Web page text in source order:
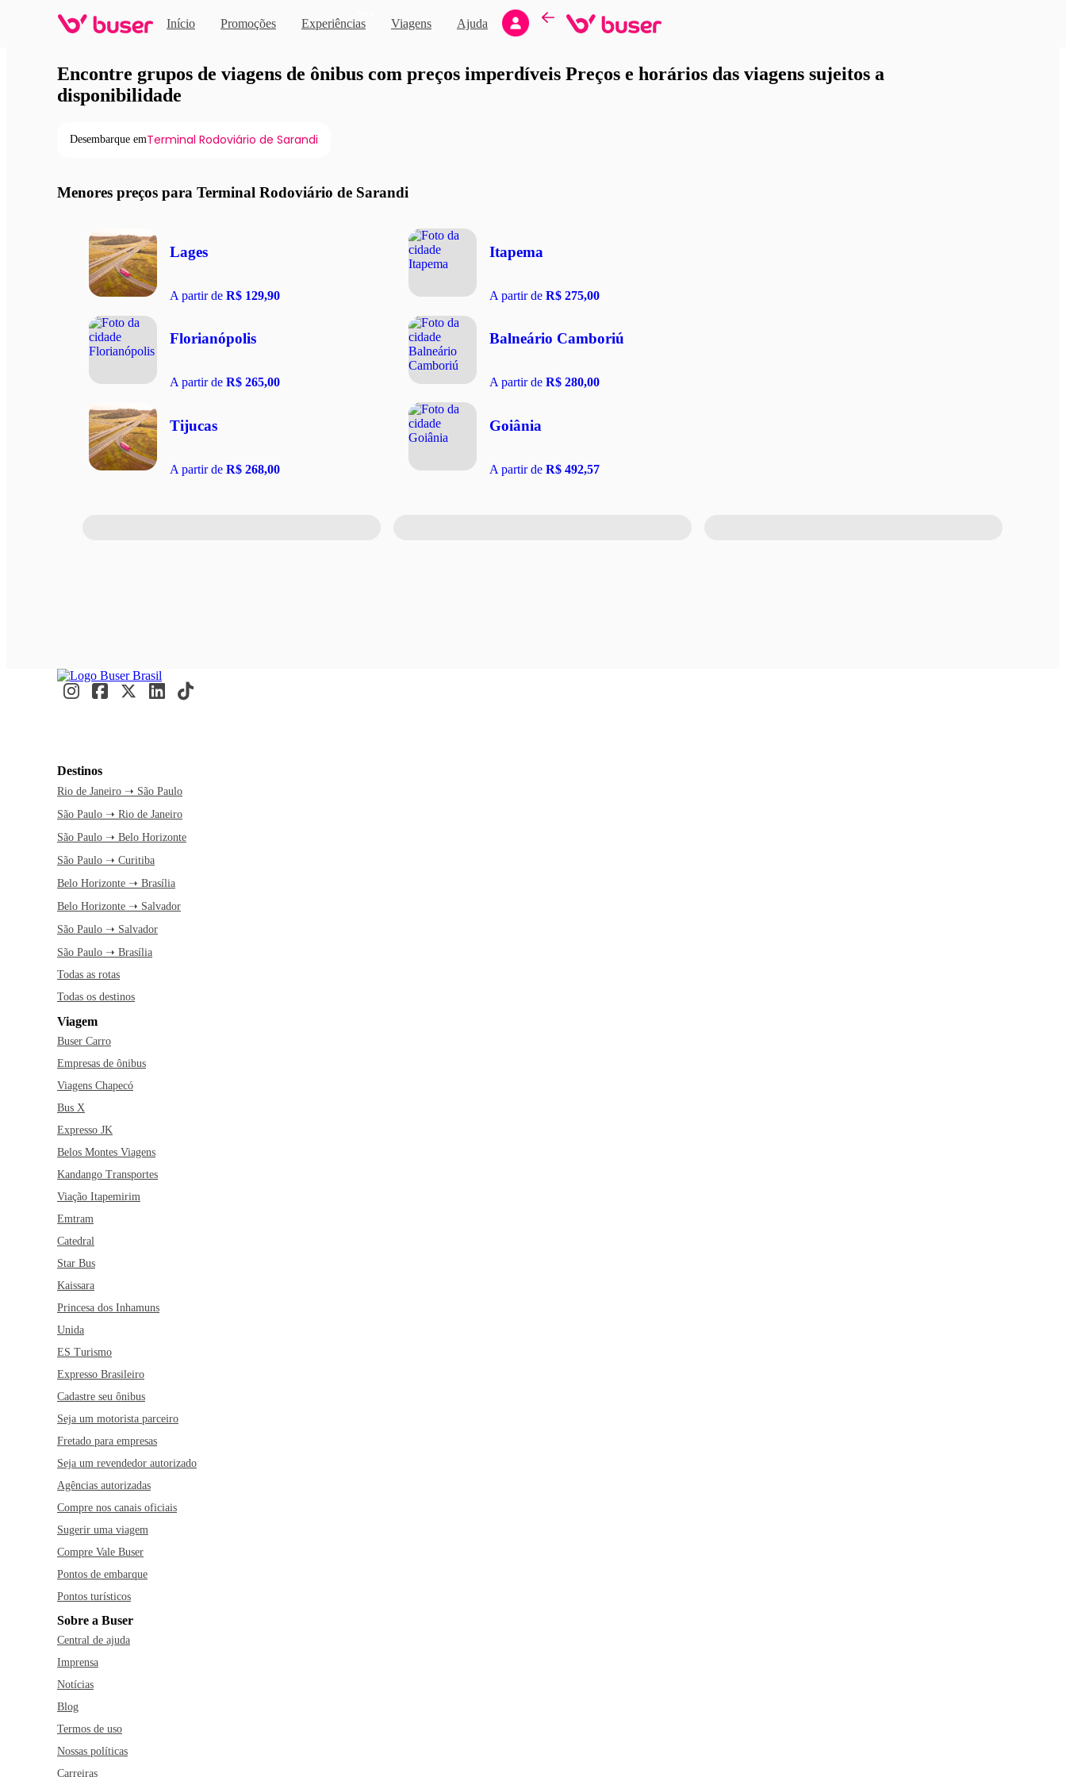
Início Promoções Experiências Viagens Ajuda
Viagens de ônibus em promoção
Encontre grupos de viagens de ônibus com preços imperdíveis Preços e horários das viagens sujeitos a
disponibilidade
Desembarque emTerminal Rodoviário de Sarandi
Menores preços para Terminal Rodoviário de Sarandi
Lages
A partir de R$ 129,90
Florianópolis
A partir de R$ 265,00
Tijucas
A partir de R$ 268,00
Itapema
A partir de R$ 275,00
Balneário Camboriú
A partir de R$ 280,00
Goiânia
A partir de R$ 492,57
Destinos
Rio de Janeiro ➝ São Paulo
São Paulo ➝ Rio de Janeiro
São Paulo ➝ Belo Horizonte
São Paulo ➝ Curitiba
Belo Horizonte ➝ Brasília
Belo Horizonte ➝ Salvador
São Paulo ➝ Salvador
São Paulo ➝ Brasília
Todas as rotas
Todas os destinos
Viagem
Buser Carro
Empresas de ônibus
Viagens Chapecó
Bus X
Expresso JK
Belos Montes Viagens
Kandango Transportes
Viação Itapemirim
Emtram
Catedral
Star Bus
Kaissara
Princesa dos Inhamuns
Unida
ES Turismo
Expresso Brasileiro
Cadastre seu ônibus
Seja um motorista parceiro
Fretado para empresas
Seja um revendedor autorizado
Agências autorizadas
Compre nos canais oficiais
Sugerir uma viagem
Compre Vale Buser
Pontos de embarque
Pontos turísticos
Sobre a Buser
Central de ajuda
Imprensa
Notícias
Blog
Termos de uso
Nossas políticas
Carreiras